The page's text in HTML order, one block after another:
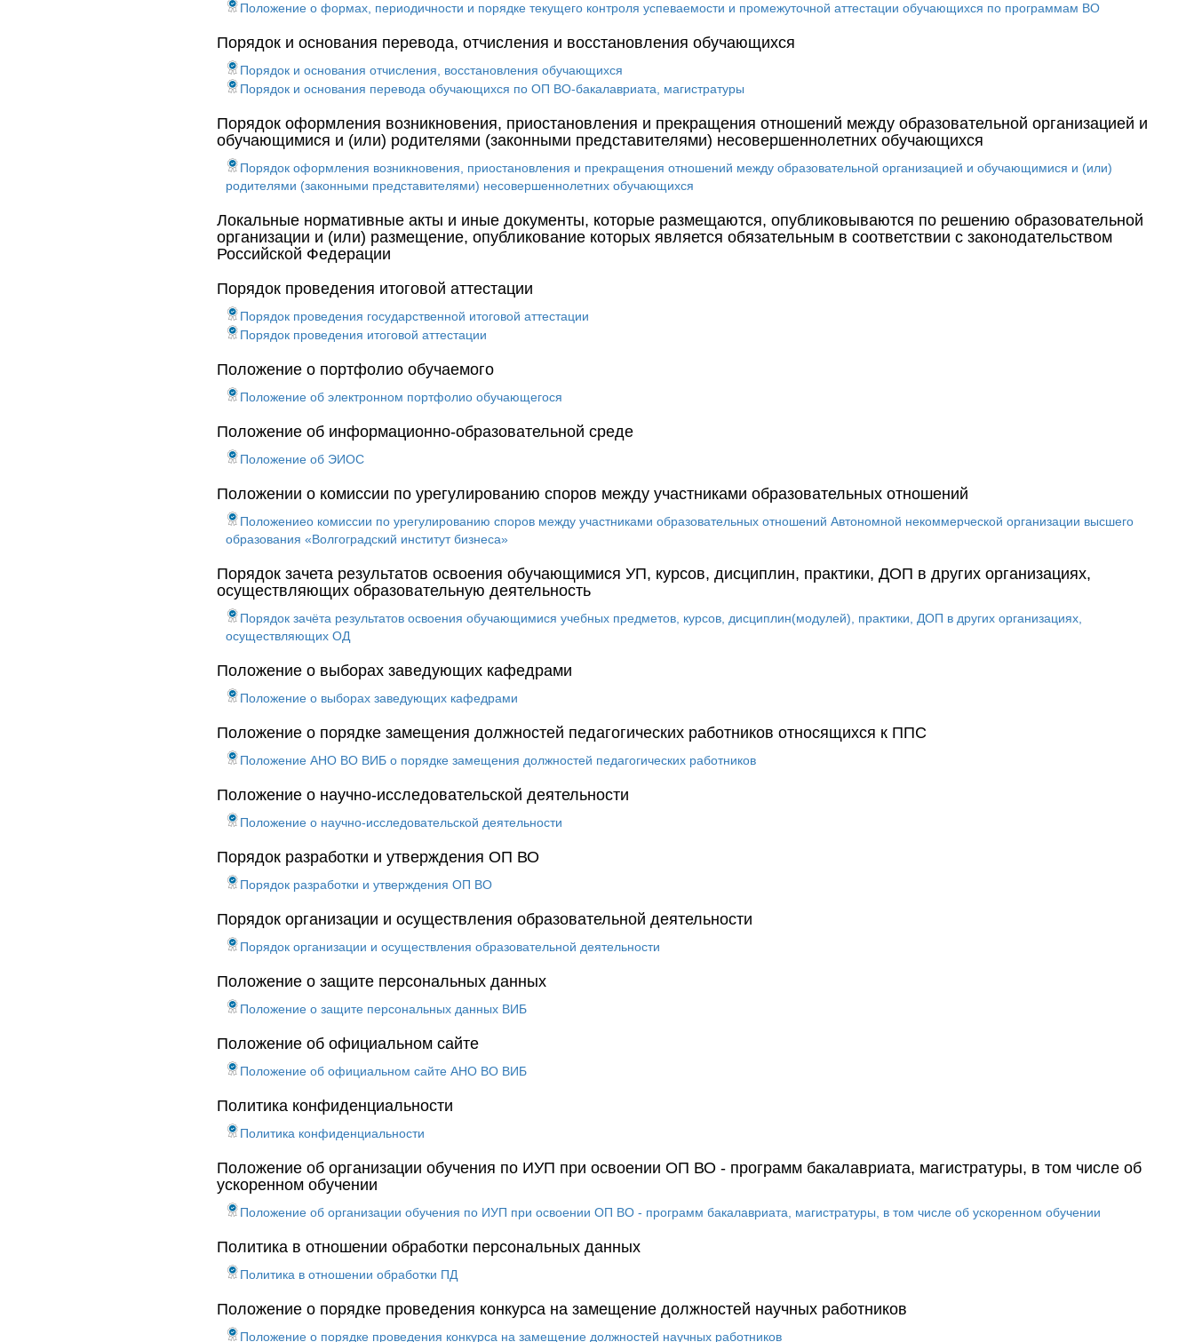
Положение о формах, периодичности и порядке текущего контроля успеваемости и промежуточной аттестации обучающихся по программам ВО
Порядок и основания перевода, отчисления и восстановления обучающихся
Порядок и основания отчисления, восстановления обучающихся
Порядок и основания перевода обучающихся по ОП ВО-бакалавриата, магистратуры
Порядок оформления возникновения, приостановления и прекращения отношений между образовательной организацией и
обучающимися и (или) родителями (законными представителями) несовершеннолетних обучающихся
Порядок оформления возникновения, приостановления и прекращения отношений между образовательной организацией и обучающимися и (или)
родителями (законными представителями) несовершеннолетних обучающихся
Локальные нормативные акты и иные документы, которые размещаются, опубликовываются по решению образовательной
организации и (или) размещение, опубликование которых является обязательным в соответствии с законодательством
Российской Федерации
Порядок проведения итоговой аттестации
Порядок проведения государственной итоговой аттестации
Порядок проведения итоговой аттестации
Положение о портфолио обучаемого
Положение об электронном портфолио обучающегося
Положение об информационно-образовательной среде
Положение об ЭИОС
Положении о комиссии по урегулированию споров между участниками образовательных отношений
Положениео комиссии по урегулированию споров между участниками образовательных отношений Автономной некоммерческой организации высшего
образования «Волгоградский институт бизнеса»
Порядок зачета результатов освоения обучающимися УП, курсов, дисциплин, практики, ДОП в других организациях,
осуществляющих образовательную деятельность
Порядок зачёта результатов освоения обучающимися учебных предметов, курсов, дисциплин(модулей), практики, ДОП в других организациях,
осуществляющих ОД
Положение о выборах заведующих кафедрами
Положение о выборах заведующих кафедрами
Положение о порядке замещения должностей педагогических работников относящихся к ППС
Положение АНО ВО ВИБ о порядке замещения должностей педагогических работников
Положение о научно-исследовательской деятельности
Положение о научно-исследовательской деятельности
Порядок разработки и утверждения ОП ВО
Порядок разработки и утверждения ОП ВО
Порядок организации и осуществления образовательной деятельности
Порядок организации и осуществления образовательной деятельности
Положение о защите персональных данных
Положение о защите персональных данных ВИБ
Положение об официальном сайте
Положение об официальном сайте АНО ВО ВИБ
Политика конфиденциальности
Политика конфиденциальности
Положение об организации обучения по ИУП при освоении ОП ВО - программ бакалавриата, магистратуры, в том числе об
ускоренном обучении
Положение об организации обучения по ИУП при освоении ОП ВО - программ бакалавриата, магистратуры, в том числе об ускоренном обучении
Политика в отношении обработки персональных данных
Политика в отношении обработки ПД
Положение о порядке проведения конкурса на замещение должностей научных работников
Положение о порядке проведения конкурса на замещение должностей научных работников